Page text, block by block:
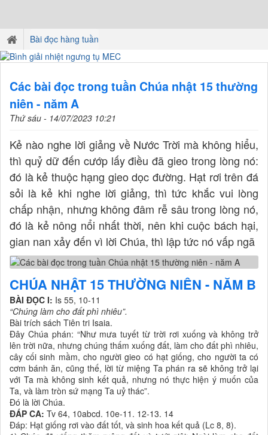
Bài đọc hàng tuần
Các bài đọc trong tuần Chúa nhật 15 thường
niên - năm A
Thứ sáu - 14/07/2023 10:21
Kẻ nào nghe lời giảng về Nước Trời mà không hiểu,
thì quỷ dữ đến cướp lấy điều đã gieo trong lòng nó:
đó là kẻ thuộc hạng gieo dọc đường. Hạt rơi trên đá
sỏi là kẻ khi nghe lời giảng, thì tức khắc vui lòng
chấp nhận, nhưng không đâm rễ sâu trong lòng nó,
đó là kẻ nông nổi nhất thời, nên khi cuộc bách hại,
gian nan xảy đến vì lời Chúa, thì lập tức nó vấp ngã
CHÚA NHẬT 15 THƯỜNG NIÊN - NĂM B
BÀI ĐỌC I: Is 55, 10-11
“Chúng làm cho đất phì nhiêu”.
Bài trích sách Tiên tri Isaia.
Đây Chúa phán: “Như mưa tuyết từ trời rơi xuống và không trở
lên trời nữa, nhưng chúng thấm xuống đất, làm cho đất phì nhiêu,
cây cối sinh mầm, cho người gieo có hạt giống, cho người ta có
cơm bánh ăn, cũng thế, lời từ miệng Ta phán ra sẽ không trở lại
với Ta mà không sinh kết quả, nhưng nó thực hiện ý muốn của
Ta, và làm tròn sứ mạng Ta uỷ thác”.
Đó là lời Chúa.
ĐÁP CA: Tv 64, 10abcd. 10e-11. 12-13. 14
Đáp: Hạt giống rơi vào đất tốt, và sinh hoa kết quả (Lc 8, 8).